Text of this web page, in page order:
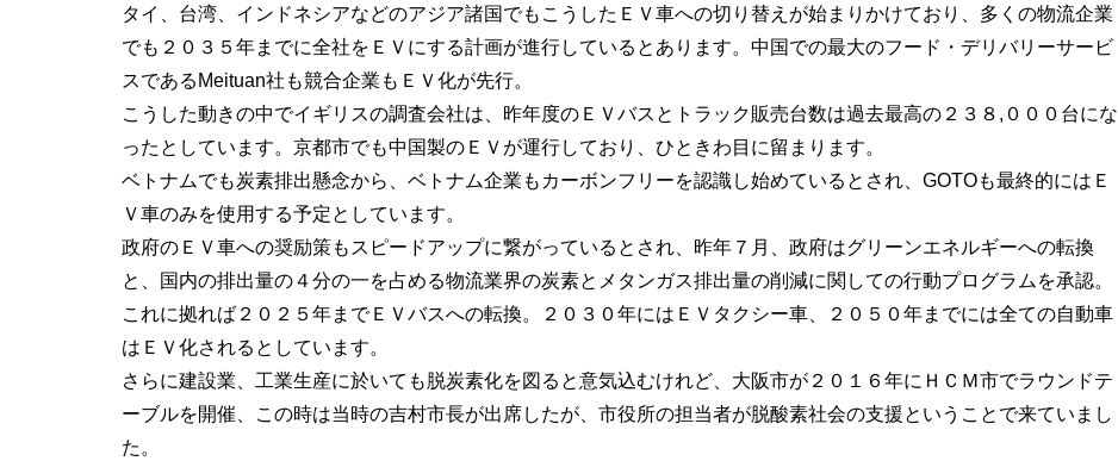
タイ、台湾、インドネシアなどのアジア諸国でもこうしたＥＶ車への切り替えが始まりかけており、多くの物流企業
でも２０３５年までに全社をＥＶにする計画が進行しているとあります。中国での最大のフード・デリバリーサービ
スであるMeituan社も競合企業もＥＶ化が先行。
こうした動きの中でイギリスの調査会社は、昨年度のＥＶバスとトラック販売台数は過去最高の２３８,０００台にな
ったとしています。京都市でも中国製のＥＶが運行しており、ひときわ目に留まります。
ベトナムでも炭素排出懸念から、ベトナム企業もカーボンフリーを認識し始めているとされ、GOTOも最終的にはＥ
Ｖ車のみを使用する予定としています。
政府のＥＶ車への奨励策もスピードアップに繋がっているとされ、昨年７月、政府はグリーンエネルギーへの転換
と、国内の排出量の４分の一を占める物流業界の炭素とメタンガス排出量の削減に関しての行動プログラムを承認。
これに拠れば２０２５年までＥＶバスへの転換。２０３０年にはＥＶタクシー車、２０５０年までには全ての自動車
はＥＶ化されるとしています。
さらに建設業、工業生産に於いても脱炭素化を図ると意気込むけれど、大阪市が２０１６年にＨＣＭ市でラウンドテ
ーブルを開催、この時は当時の吉村市長が出席したが、市役所の担当者が脱酸素社会の支援ということで来ていまし
た。